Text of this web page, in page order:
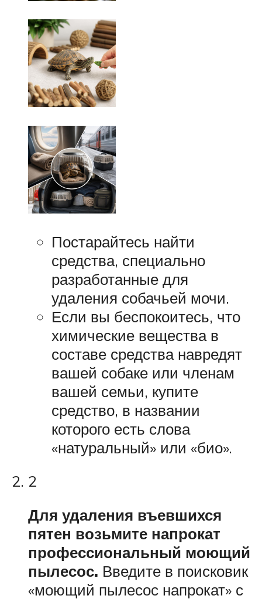
Постарайтесь найти
средства, специально
разработанные для
удаления собачьей мочи.
Если вы беспокоитесь, что
химические вещества в
составе средства навредят
вашей собаке или членам
вашей семьи, купите
средство, в названии
которого есть слова
«натуральный» или «био».
2
Для удаления въевшихся
пятен возьмите напрокат
профессиональный моющий
пылесос. Введите в поисковик
«моющий пылесос напрокат» с